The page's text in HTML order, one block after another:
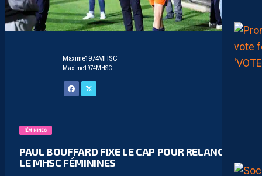
Maxime1974MHSC
Maxime1974MHSC
FÉMININES
PAUL BOUFFARD FIXE LE CAP POUR RELANCER
LE MHSC FÉMININES